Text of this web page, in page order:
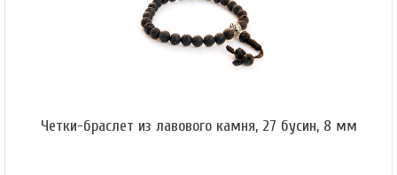
Четки-браслет из лавового камня, 27 бусин, 8 мм